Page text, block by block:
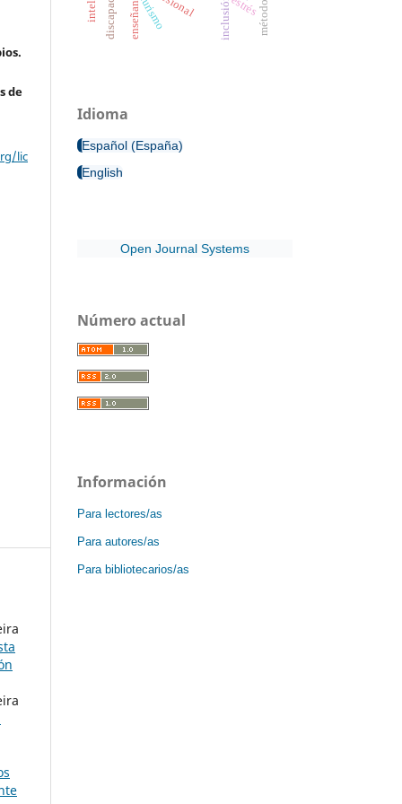
de
lic
enseñanza inclusiónestrés
turismo
Idioma
Español (España)
English
Open Journal Systems
Número actual
Información
Para lectores/as
Para autores/as
Para bibliotecarios/as